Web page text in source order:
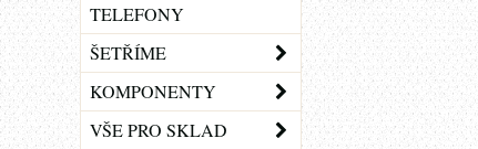
TELEFONY
ŠETŘÍME
KOMPONENTY
VŠE PRO SKLAD